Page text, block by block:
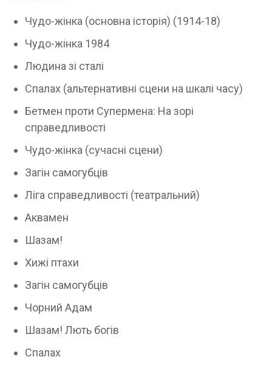
Чудо-жінка (основна історія) (1914-18)
Чудо-жінка 1984
Людина зі сталі
Спалах (альтернативні сцени на шкалі часу)
Бетмен проти Супермена: На зорі
справедливості
Чудо-жінка (сучасні сцени)
Загін самогубців
Ліга справедливості (театральний)
Аквамен
Шазам!
Хижі птахи
Загін самогубців
Чорний Адам
Шазам! Лють богів
Спалах